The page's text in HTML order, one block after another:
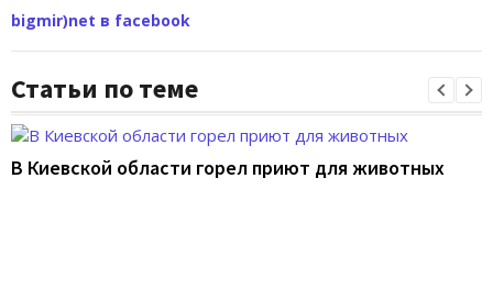
bigmir)net в facebook
Статьи по теме
В Киевской области горел приют для животных